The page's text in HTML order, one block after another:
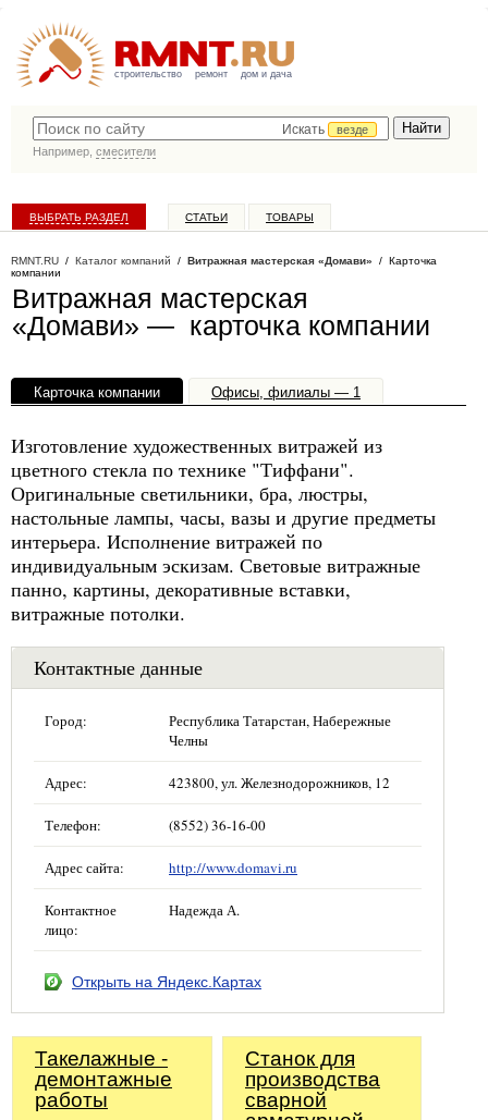
строительство ремонт дом и дача
Искать
везде
Например, смесители
ВЫБРАТЬ РАЗДЕЛ СТАТЬИ ТОВАРЫ
RMNT.RU / Каталог компаний / Витражная мастерская «Домави» / Карточка
компании
Витражная мастерская
«Домави» — карточка компании
Карточка компании Офисы, филиалы — 1
Изготовление художественных витражей из
цветного стекла по технике "Тиффани".
Оригинальные светильники, бра, люстры,
настольные лампы, часы, вазы и другие предметы
интерьера. Исполнение витражей по
индивидуальным эскизам. Световые витражные
панно, картины, декоративные вставки,
витражные потолки.
Контактные данные
Город:
Республика Татарстан, Набережные
Челны
Адрес: 423800, ул. Железнодорожников, 12
Телефон: (8552) 36-16-00
Адрес сайта: http://www.domavi.ru
Контактное
лицо:
Надежда А.
Открыть на Яндекс.Картах
Такелажные -
демонтажные
работы
Станок для
производства
сварной